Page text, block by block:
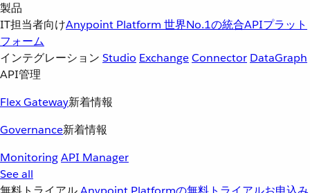
製品
IT担当者向けAnypoint Platform 世界No.1の統合APIプラット
フォーム
インテグレーション Studio ExchangeConnector DataGraph
API管理
Flex Gateway新着情報
Governance新着情報
MonitoringAPI Manager
See all